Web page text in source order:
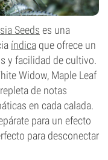
Seeds es una
índica que ofrece un
y facilidad de cultivo.
Widow, Maple Leaf
de notas
en cada calada.
para un efecto
para desconectar